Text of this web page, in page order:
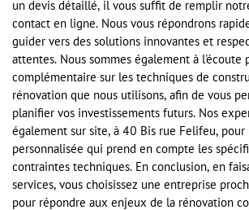
un devis détaillé, il vous suffit de remplir
contact en ligne. Nous vous répondrons
guider vers des solutions innovantes et
attentes. Nous sommes également à l'écoute
complémentaire sur les techniques de
rénovation que nous utilisons, afin de vous
planifier vos investissements futurs. Nos
également sur site, à 40 Bis rue Felifeu, pour
personnalisée qui prend en compte les
contraintes techniques. En conclusion, en
services, vous choisissez une entreprise
pour répondre aux enjeux de la rénovation